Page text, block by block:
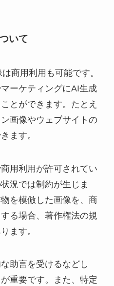
いて
商用利用も可能です。
ーケティングにAI生成
とができます。たとえ
画像やウェブサイトの
ます。
用利用が許可されてい
況では制約が生じま
を模倣した画像を、商
る場合、著作権法の規
ます。
助言を受けるなどし
重要です。また、特定